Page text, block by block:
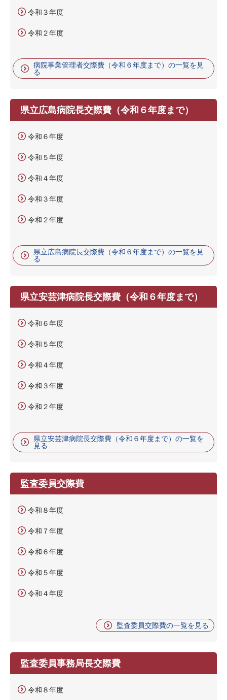
令和３年度
令和２年度
病院事業管理者交際費（令和６年度まで）の一覧を見
る
県立広島病院長交際費（令和６年度まで）
令和６年度
令和５年度
令和４年度
令和３年度
令和２年度
県立広島病院長交際費（令和６年度まで）の一覧を見
る
県立安芸津病院長交際費（令和６年度まで）
令和６年度
令和５年度
令和４年度
令和３年度
令和２年度
県立安芸津病院長交際費（令和６年度まで）の一覧を
見る
監査委員交際費
令和８年度
令和７年度
令和６年度
令和５年度
令和４年度
監査委員交際費の一覧を見る
監査委員事務局長交際費
令和８年度